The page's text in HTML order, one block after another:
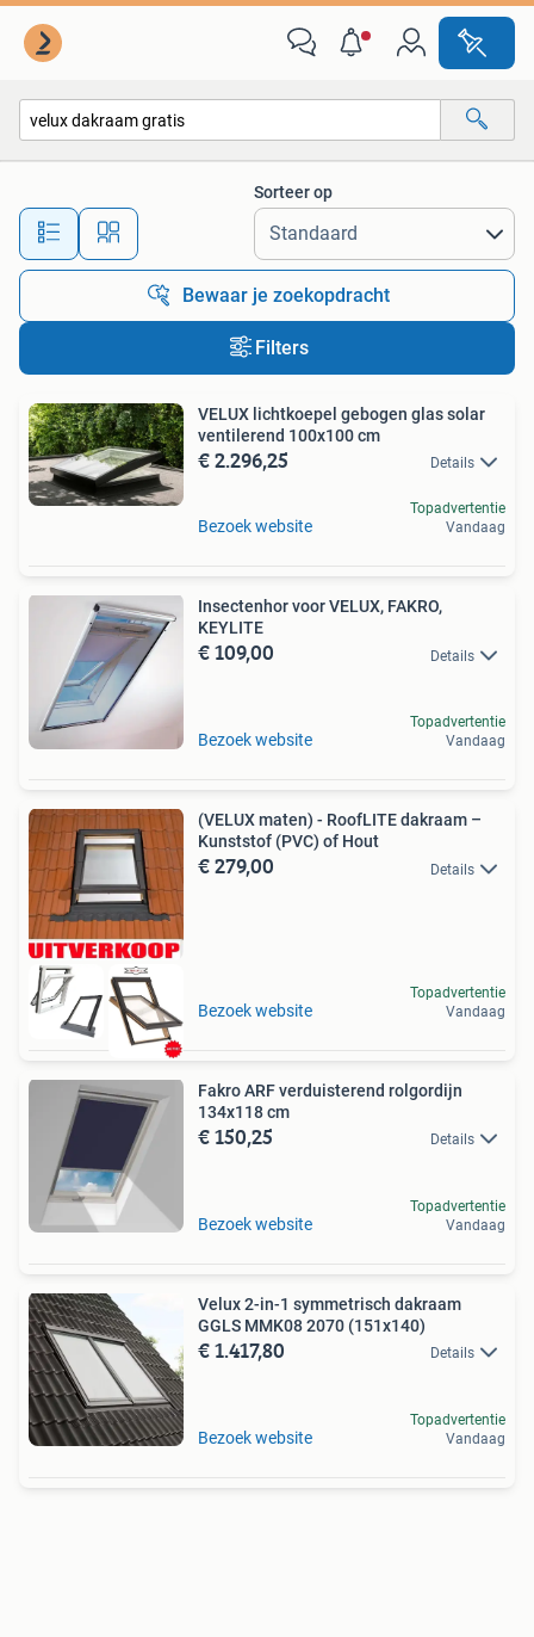
Alle afstanden…
Sorteer op
Bewaar je zoekopdracht
Filters
VELUX lichtkoepel gebogen glas solar
ventilerend 100x100 cm
€ 2.296,25 Details
Bezoek website
Topadvertentie
Vandaag
Insectenhor voor VELUX, FAKRO,
KEYLITE
€ 109,00 Details
Bezoek website
Topadvertentie
Vandaag
(VELUX maten) - RoofLITE dakraam –
Kunststof (PVC) of Hout
€ 279,00 Details
Bezoek website
Topadvertentie
Vandaag
Fakro ARF verduisterend rolgordijn
134x118 cm
€ 150,25 Details
Bezoek website
Topadvertentie
Vandaag
Velux 2-in-1 symmetrisch dakraam
GGLS MMK08 2070 (151x140)
€ 1.417,80 Details
Bezoek website
Topadvertentie
Vandaag